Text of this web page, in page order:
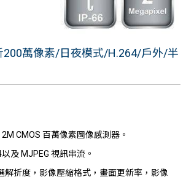
200萬像素/日夜模式/H.264/戶外/半
CMOS 百萬像素圖像感測器。
及 MJPEG 視訊串流。
解折度，影像壓縮格式，畫面更新率，影像